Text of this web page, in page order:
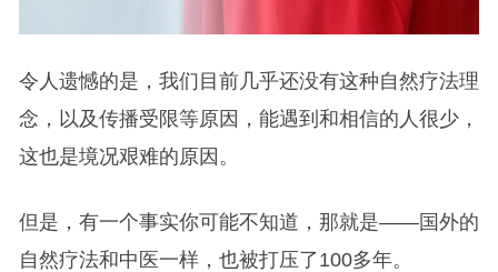
令人遗憾的是，我们目前几乎还没有这种自然疗法理
念，以及传播受限等原因，能遇到和相信的人很少，
这也是境况艰难的原因。
但是，有一个事实你可能不知道，那就是——国外的
自然疗法和中医一样，也被打压了100多年。